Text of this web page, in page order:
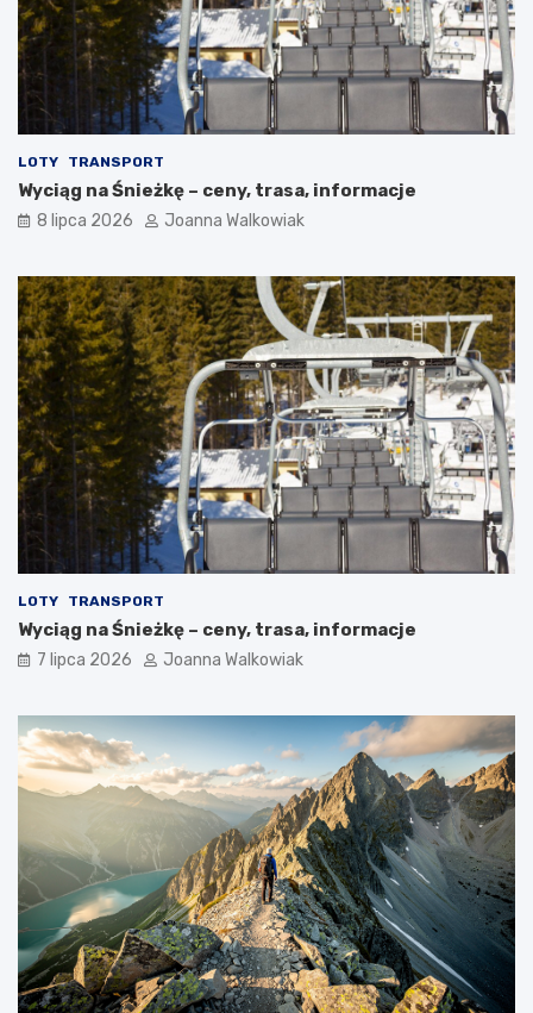
LOTY TRANSPORT
Wyciąg na Śnieżkę – ceny, trasa, informacje
8 lipca 2026 Joanna Walkowiak
LOTY TRANSPORT
Wyciąg na Śnieżkę – ceny, trasa, informacje
7 lipca 2026 Joanna Walkowiak